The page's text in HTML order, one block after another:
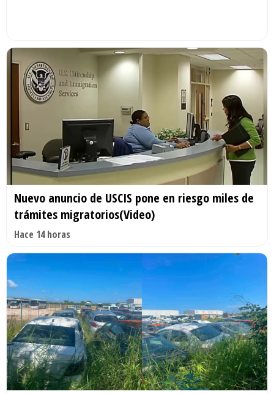
Nuevo anuncio de USCIS pone en riesgo miles de
trámites migratorios(Video)
Hace 14 horas